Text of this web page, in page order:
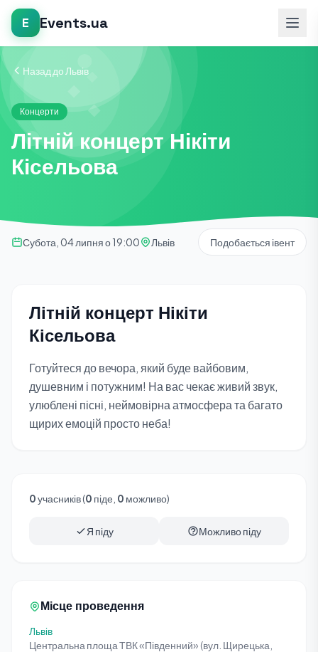
E Events.ua
Назад до Львів
Концерти
Літній концерт Нікіти
Кісельова
Субота, 04 липня о 19:00 Львів Подобається івент
Літній концерт Нікіти
Кісельова
Готуйтеся до вечора, який буде вайбовим,
душевним і потужним! На вас чекає живий звук,
улюблені пісні, неймовірна атмосфера та багато
щирих емоцій просто неба!
0учасників (0 піде, 0 можливо)
Я піду Можливо піду
Місце проведення
Львів
Центральна площа ТВК «Південний» (вул. Щирецька,